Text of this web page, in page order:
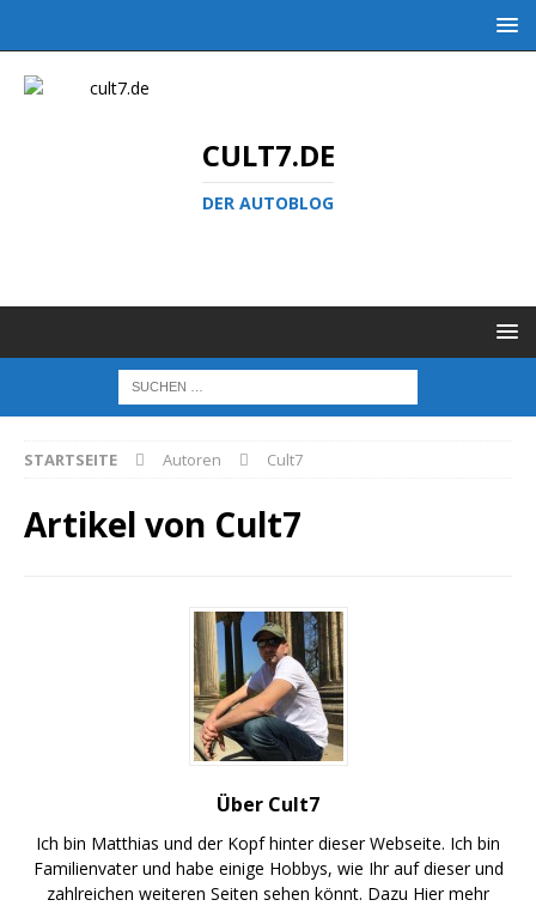
CULT7.DE
DER AUTOBLOG
STARTSEITE Autoren Cult7
Artikel von Cult7
Über Cult7
Ich bin Matthias und der Kopf hinter dieser Webseite. Ich bin
Familienvater und habe einige Hobbys, wie Ihr auf dieser und
zahlreichen weiteren Seiten sehen könnt. Dazu Hiermehr